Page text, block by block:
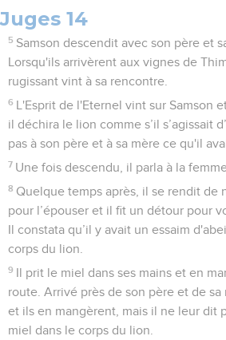
Juges 14
5 Samson descendit avec son père et
Lorsqu'ils arrivèrent aux vignes de
rugissant vint à sa rencontre.
6
L'Esprit de l'Eternel vint sur Samson
il déchira le lion comme s’il s’agissait
pas à son père et à sa mère ce qu'il
7 Une fois descendu, il parla à la
8 Quelque temps après, il se rendit de
pour l’épouser et il fit un détour pour
Il constata qu’il y avait un essaim
corps du lion.
9
Il prit le miel dans ses mains et en
route. Arrivé près de son père et de
et ils en mangèrent, mais il ne leur dit
miel dans le corps du lion.